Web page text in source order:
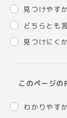
見つけやす
どちらとも
見つけにく
このページの
わかりやす